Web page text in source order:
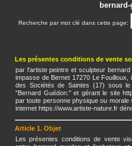
Recherche par mot clé dans cette page:
Les présentes conditions de vente
par l'artiste peintre et sculpteur
impasse de Bernet 17270 Le
des Sociétés de Saintes (17) sous le
"Bernard Guédon." et gérant le site
par toute personne physique ou
internet https://www.artiste-nature.fr
Article 1. Objet
Les présentes conditions de vente